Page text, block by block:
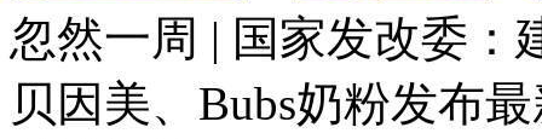
忽然一周 | 国家发改委：
贝因美、Bubs奶粉发布